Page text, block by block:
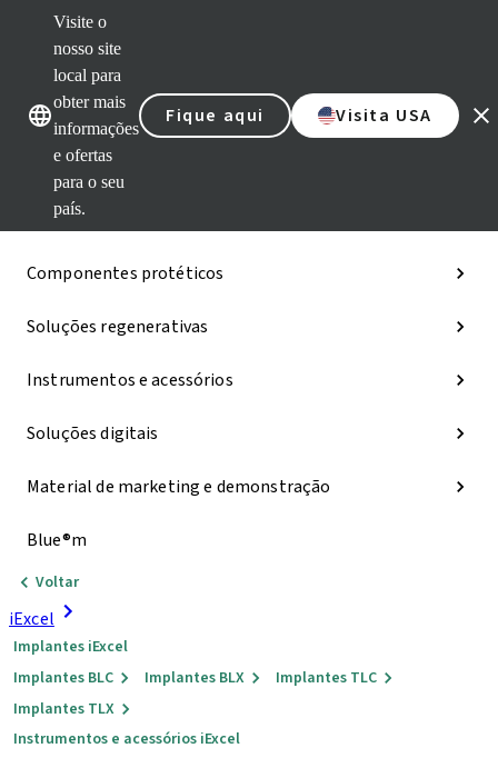
Visite o
nosso site
local para
obter mais
informações
e ofertas
para o seu
país.
Fique aqui Visita USA
Categorias
iExcel
Implantes
Componentes protéticos
Soluções regenerativas
Instrumentos e acessórios
Soluções digitais
Material de marketing e demonstração
Blue®m
Voltar
iExcel
Implantes iExcel
Implantes BLC
Implantes BLX
Implantes TLC
Implantes TLX
Instrumentos e acessórios iExcel